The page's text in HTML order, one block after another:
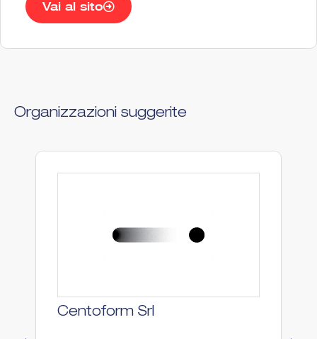
Vai al sito
Organizzazioni suggerite
Centoform Srl